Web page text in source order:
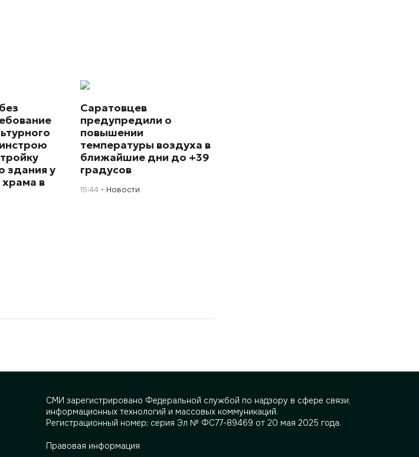
здания у
в
Саратовцев
предупредили о
повышении
температуры воздуха в
ближайшие дни до +39
градусов
15:44 Новости
СМИ зарегистрировано Федеральной службой по надзору в сфере связи,
информационных технологий и массовых коммуникаций.
Регистрационный номер: серия Эл № ФС77-89469 от 20 мая 2025 года.
Правовая информация